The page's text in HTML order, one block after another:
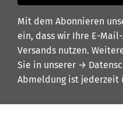
Mit dem Abonnieren
ein, dass wir Ihre E-
Versands nutzen.
Sie in unserer →
Abmeldung ist jederzeit